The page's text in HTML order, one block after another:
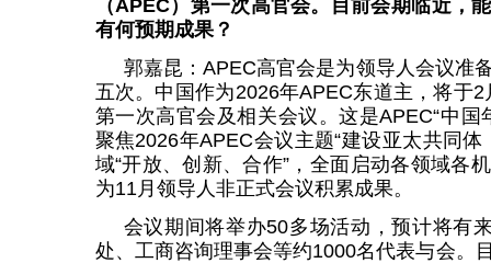
（APEC）第一次高官会。目前会期临近，
有何预期成果？
郭嘉昆：APEC高官会是为领导人会议准
五次。中国作为2026年APEC东道主，将于
第一次高官会及相关会议。这是APEC“中
聚焦2026年APEC会议主题“建设亚太共同
域“开放、创新、合作”，全面启动各领域各
为11月领导人非正式会议积累成果。
会议期间将举办50多场活动，预计将有
处、工商咨询理事会等约1000名代表与会。